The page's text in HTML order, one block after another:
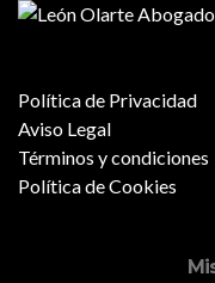
Política de Privacidad
Aviso Legal
Términos y condiciones
Política de Cookies